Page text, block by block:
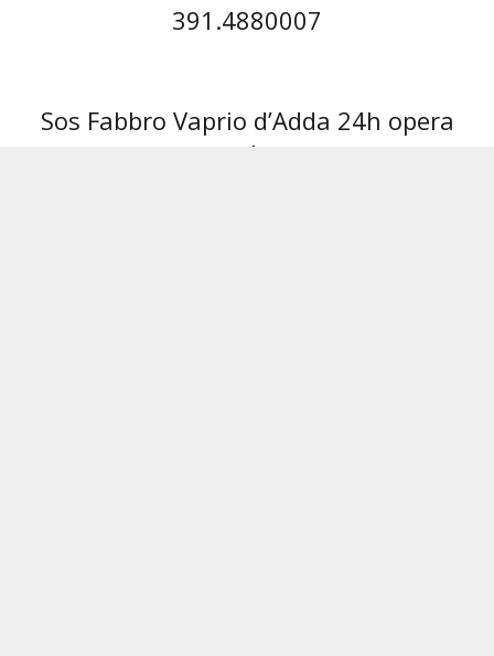
391.4880007
Sos Fabbro Vaprio d’Adda 24h opera
anche: